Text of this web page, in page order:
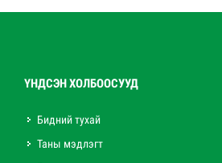
ҮНДСЭН ХОЛБООСУУД
Бидний тухай
Таны мэдлэгт